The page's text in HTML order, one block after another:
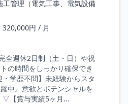
工管理（電気工事、電気設備
円 / 月
全週休2日制（土・日）や祝
の時間をしっかり確保でき
学歴不問】未経験からスタ
中。意欲とポテンシャルを
▽【賞与実績5ヶ月...